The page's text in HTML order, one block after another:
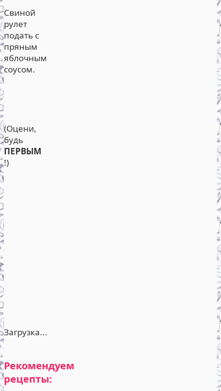
Свиной
рулет
подать с
пряным
яблочным
соусом.
(Оцени,
будь
ПЕРВЫМ
!)
Загрузка...
Рекомендуем
рецепты: